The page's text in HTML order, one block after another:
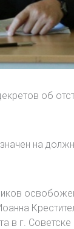
об
на
в г.